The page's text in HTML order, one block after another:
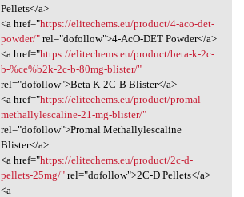
Pellets</a>
<a href="https://elitechems.eu/product/4-aco-det-
powder/"rel="dofollow">4-AcO-DET Powder</a>
<a href="https://elitechems.eu/product/beta-k-2c-
b-%ce%b2k-2c-b-80mg-blister/"
rel="dofollow">Beta K-2C-B Blister</a>
<a href="https://elitechems.eu/product/promal-
methallylescaline-21-mg-blister/"
rel="dofollow">Promal Methallylescaline
Blister</a>
<a href="https://elitechems.eu/product/2c-d-
pellets-25mg/"rel="dofollow">2C-D Pellets</a>
<a